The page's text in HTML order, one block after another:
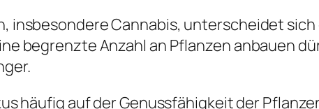
insbesondere Cannabis, unterscheidet
begrenzte Anzahl an Pflanzen anbauen
häufig auf der Genussfähigkeit der